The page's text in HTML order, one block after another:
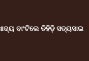
ବାଂଟିଲେ ତିହିଡି଼ ସତ୍ୟସାଇ